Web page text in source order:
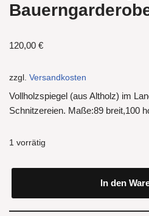
120,00 €
zzgl. Versandkosten
Vollholzspiegel (aus Altholz) im
Schnitzereien. Maße:89 breit,100
1 vorrätig
In den